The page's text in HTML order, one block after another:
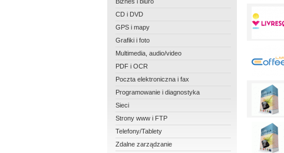
CD i DVD
GPS i mapy
Grafiki i foto
Multimedia, audio/video
PDF i OCR
Poczta elektroniczna i fax
Programowanie i diagnostyka
Sieci
Strony www i FTP
Telefony/Tablety
Zdalne zarządzanie